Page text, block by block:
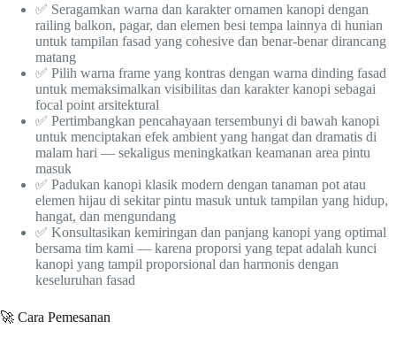
✅ Seragamkan warna dan karakter ornamen kanopi dengan
railing balkon, pagar, dan elemen besi tempa lainnya di hunian
untuk tampilan fasad yang cohesive dan benar-benar dirancang
matang
✅ Pilih warna frame yang kontras dengan warna dinding fasad
untuk memaksimalkan visibilitas dan karakter kanopi sebagai
focal point arsitektural
✅ Pertimbangkan pencahayaan tersembunyi di bawah kanopi
untuk menciptakan efek ambient yang hangat dan dramatis di
malam hari — sekaligus meningkatkan keamanan area pintu
masuk
✅ Padukan kanopi klasik modern dengan tanaman pot atau
elemen hijau di sekitar pintu masuk untuk tampilan yang hidup,
hangat, dan mengundang
✅ Konsultasikan kemiringan dan panjang kanopi yang optimal
bersama tim kami — karena proporsi yang tepat adalah kunci
kanopi yang tampil proporsional dan harmonis dengan
keseluruhan fasad
🚀 Cara Pemesanan